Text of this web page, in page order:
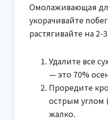
Омолаживающая
укорачивайте
растягивайте на 2-
Удалите все
— это 70%
Проредите
острым углом
жалко.